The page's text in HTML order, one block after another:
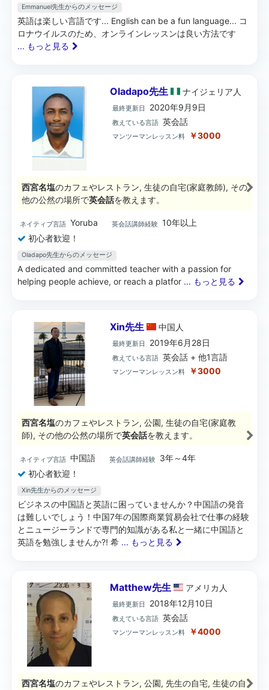
Emmanuel先生からのメッセージ
英語は楽しい言語です... English can be a fun language... コ
ロナウイルスのため、オンラインレッスンは良い方法です
... もっと見る
Oladapo先生 ナイジェリア 人
最終更新日 2020年9月9日
教えている言語 英会話
マンツーマンレッスン料 ￥3000
西宮名塩のカフェやレストラン, 生徒の自宅(家庭教師), その
他の公然の場所で英会話を教えます。
ネイティブ言語 Yoruba 英会話講師経験 10年以上
初心者歓迎！
Oladapo先生からのメッセージ
A dedicated and committed teacher with a passion for
helping people achieve, or reach a platfor ... もっと見る
Xin先生 中国 人
最終更新日 2019年6月28日
教えている言語 英会話 + 他1言語
マンツーマンレッスン料 ￥3000
西宮名塩のカフェやレストラン, 公園, 生徒の自宅(家庭教
師), その他の公然の場所で英会話を教えます。
ネイティブ言語 中国語 英会話講師経験
3年～4年
初心者歓迎！
Xin先生からのメッセージ
ビジネスの中国語と英語に困っていませんか？中国語の発音
は難しいでしょう！中国7年の国際商業貿易会社で仕事の経験
とニュージーランドで専門的知識がある私と一緒に中国語と
英語を勉強しませんか⁈ 希 ... もっと見る
Matthew先生 アメリカ 人
最終更新日 2018年12月10日
教えている言語 英会話
マンツーマンレッスン料 ￥4000
西宮名塩のカフェやレストラン, 公園, 先生の自宅, 生徒の自